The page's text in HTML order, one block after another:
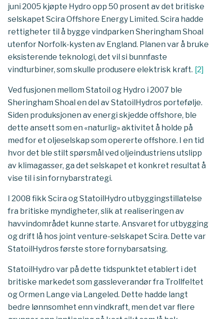
juni 2005 kjøpte Hydro opp 50 prosent av det britiske
selskapet Scira Offshore Energy Limited. Scira hadde
rettigheter til å bygge vindparken Sheringham Shoal
utenfor Norfolk-kysten av England. Planen var å bruke
eksisterende teknologi, det vil si bunnfaste
vindturbiner, som skulle produsere elektrisk kraft. [2]
Ved fusjonen mellom Statoil og Hydro i 2007 ble
Sheringham Shoal en del av StatoilHydros portefølje.
Siden produksjonen av energi skjedde offshore, ble
dette ansett som en «naturlig» aktivitet å holde på
med for et oljeselskap som opererte offshore. I en tid
hvor det ble stilt spørsmål ved oljeindustriens utslipp
av klimagasser, ga det selskapet et konkret resultat å
vise til i sin fornybarstrategi.
I 2008 fikk Scira og StatoilHydro utbyggingstillatelse
fra britiske myndigheter, slik at realiseringen av
havvindområdet kunne starte. Ansvaret for utbygging
og drift lå hos joint venture-selskapet Scira. Dette var
StatoilHydros første store fornybarsatsing.
StatoilHydro var på dette tidspunktet etablert i det
britiske markedet som gassleverandør fra Trollfeltet
og Ormen Lange via Langeled. Dette hadde langt
bedre lønnsomhet enn vindkraft, men det var flere